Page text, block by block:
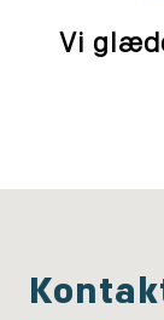
Vi